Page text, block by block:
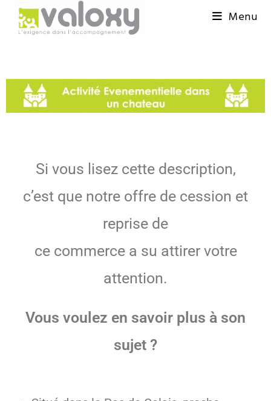
Menu
Si vous lisez cette description,
c’est que notre offre de cession et
reprise de
ce commerce a su attirer votre
attention.
Vous voulez en savoir plus à son
sujet ?